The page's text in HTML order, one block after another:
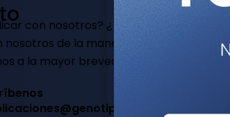
con nosotros? ¿Tienes dudas?
de la manera que prefieras y te
a la mayor brevedad.